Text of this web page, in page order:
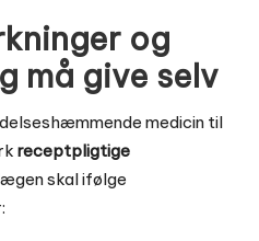
og
må give selv
medicin til
receptpligtige
skal ifølge